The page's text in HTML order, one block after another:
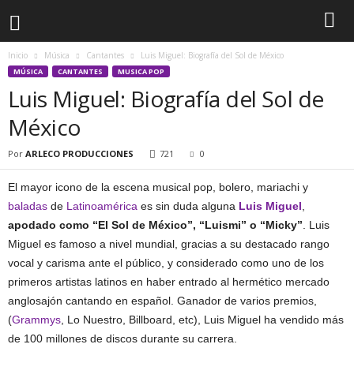
Inicio Música Cantantes Luis Miguel: Biografía del Sol de México
MÚSICA CANTANTES MUSICA POP
Luis Miguel: Biografía del Sol de
México
Por ARLECO PRODUCCIONES 721 0
El mayor icono de la escena musical pop, bolero, mariachi y
baladas de Latinoamérica es sin duda alguna Luis Miguel
apodado como “El Sol de México”, “Luismi” o “Micky” . Luis
Miguel es famoso a nivel mundial, gracias a su destacado rango
vocal y carisma ante el público, y considerado como uno de los
primeros artistas latinos en haber entrado al hermético mercado
anglosajón cantando en español. Ganador de varios premios,
(Grammys , Lo Nuestro, Billboard, etc), Luis Miguel ha vendido más
de 100 millones de discos durante su carrera.